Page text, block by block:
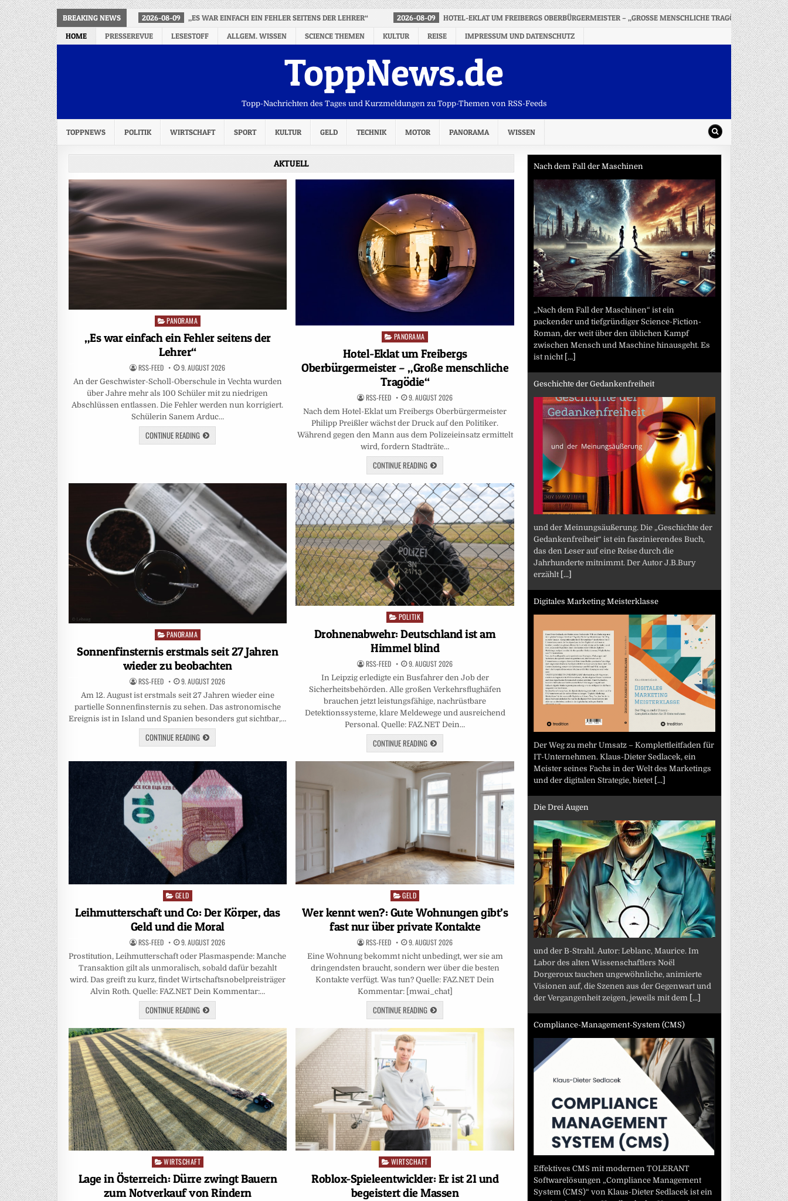
BREAKING NEWS 2026-08-09 „ES WAR EINFACH EIN FEHLER SEITENS DER LEHRER“ 2026-08-09 HOTEL-EKLAT UM FREIBERGS OBERBÜRGERMEISTER – „GROSSE MENSCHLICHE TRAGÖDIE“
HOME
PRESSEREVUE LESESTOFF ALLGEM. WISSEN SCIENCE THEMEN KULTUR REISE IMPRESSUM UND DATENSCHUTZ
ToppNews.de
Topp-Nachrichten des Tages und Kurzmeldungen zu Topp-Themen von RSS-Feeds
TOPPNEWS POLITIK WIRTSCHAFT SPORT KULTUR GELD TECHNIK MOTOR PANORAMA WISSEN
AKTUELL
Posted
in
PANORAMA
„Es war einfach ein Fehler seitens der
Lehrer“
RSS-FEED 9. AUGUST 2026
An der Geschwister-Scholl-Oberschule in Vechta wurden
über Jahre mehr als 100 Schüler mit zu niedrigen
Abschlüssen entlassen. Die Fehler werden nun korrigiert.
Schülerin Sanem Arduc…
CONTINUE READING
Posted
in
PANORAMA
Hotel-Eklat um Freibergs
Oberbürgermeister – „Große menschliche
Tragödie“
RSS-FEED 9. AUGUST 2026
Nach dem Hotel-Eklat um Freibergs Oberbürgermeister
Philipp Preißler wächst der Druck auf den Politiker.
Während gegen den Mann aus dem Polizeieinsatz ermittelt
wird, fordern Stadträte…
CONTINUE READING
Posted
in
PANORAMA
Sonnenfinsternis erstmals seit 27 Jahren
wieder zu beobachten
RSS-FEED 9. AUGUST 2026
Am 12. August ist erstmals seit 27 Jahren wieder eine
partielle Sonnenfinsternis zu sehen. Das astronomische
Ereignis ist in Island und Spanien besonders gut sichtbar,…
CONTINUE READING
Posted
in
POLITIK
Drohnenabwehr: Deutschland ist am
Himmel blind
RSS-FEED 9. AUGUST 2026
In Leipzig erledigte ein Busfahrer den Job der
Sicherheitsbehörden. Alle großen Verkehrsflughäfen
brauchen jetzt leistungsfähige, nachrüstbare
Detektionssysteme, klare Meldewege und ausreichend
Personal. Quelle: FAZ.NET Dein…
CONTINUE READING
Posted
GELD
Leihmutterschaft und Co: Der Körper, das
Geld und die Moral
RSS-FEED 9. AUGUST 2026
Prostitution, Leihmutterschaft oder Plasmaspende: Manche
Transaktion gilt als unmoralisch, sobald dafür bezahlt
wird. Das greift zu kurz, findet Wirtschaftsnobelpreisträger
Alvin Roth. Quelle: FAZ.NET Dein Kommentar:…
CONTINUE READING
Posted
in
GELD
Wer kennt wen?: Gute Wohnungen gibt’s
fast nur über private Kontakte
RSS-FEED 9. AUGUST 2026
Eine Wohnung bekommt nicht unbedingt, wer sie am
dringendsten braucht, sondern wer über die besten
Kontakte verfügt. Was tun? Quelle: FAZ.NET Dein
Kommentar: [mwai_chat]
CONTINUE READING
Posted
in
WIRTSCHAFT
Lage in Österreich: Dürre zwingt Bauern
zum Notverkauf von Rindern
Posted
WIRTSCHAFT
Roblox-Spieleentwickler: Er ist 21 und
begeistert die Massen
Nach dem Fall der Maschinen
„Nach dem Fall der Maschinen“ ist ein
packender und tiefgründiger Science-Fiction-
Roman, der weit über den üblichen Kampf
zwischen Mensch und Maschine hinausgeht. Es
ist nicht [...]
Geschichte der Gedankenfreiheit
und der Meinungsäußerung. Die „Geschichte der
Gedankenfreiheit“ ist ein faszinierendes Buch,
das den Leser auf eine Reise durch die
Jahrhunderte mitnimmt. Der Autor J.B.Bury
erzählt [...]
Digitales Marketing Meisterklasse
Der Weg zu mehr Umsatz – Komplettleitfaden für
IT-Unternehmen. Klaus-Dieter Sedlacek, ein
Meister seines Fachs in der Welt des Marketings
und der digitalen Strategie, bietet [...]
Die Drei Augen
und der B-Strahl. Autor: Leblanc, Maurice. Im
Labor des alten Wissenschaftlers Noël
Dorgeroux tauchen ungewöhnliche, animierte
Visionen auf, die Szenen aus der Gegenwart und
der Vergangenheit zeigen, jeweils mit dem [...]
Compliance-Management-System (CMS)
Effektives CMS mit modernen TOLERANT
Softwarelösungen „Compliance Management
System (CMS)“ von Klaus-Dieter Sedlacek ist ein